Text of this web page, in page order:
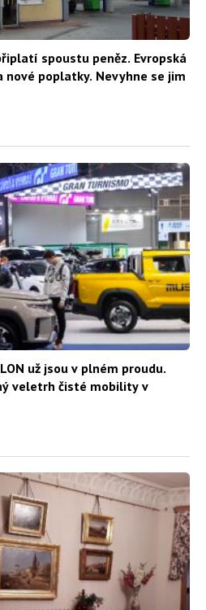
spoustu peněz. Evropská
nové poplatky. Nevyhne se jim
už jsou v plném proudu.
veletrh čisté mobility v